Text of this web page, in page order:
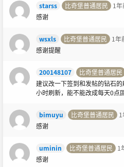
starss 比奇堡普通居民
1年
感谢
wsxls 比奇堡普通居民
1年
感谢提醒
200148107 比奇堡普通居民
建议改一下签到和发帖的钻石
小时刷新，能不能改成每天0点
bimuyu 比奇堡普通居民
感谢
uminin 比奇堡普通居民
1
感谢